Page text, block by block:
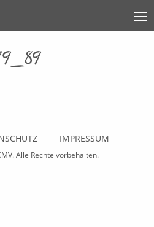
IMPRESSUM
. Alle Rechte vorbehalten.